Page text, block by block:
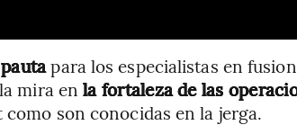
pautapara los especialistas en
mira enla fortaleza de las
son conocidas en la jerga.